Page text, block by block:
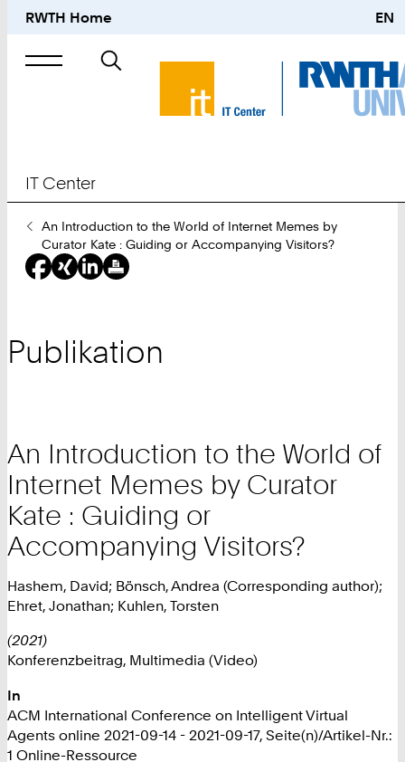
RWTH Home EN
Suche
nach
IT Center
Sie
sind
hier:
An Introduction to the World of Internet Memes by
Curator Kate : Guiding or Accompanying Visitors?
Publikation
An Introduction to the World of
Internet Memes by Curator
Kate : Guiding or
Accompanying Visitors?
Hashem, David; Bönsch, Andrea (Corresponding author);
Ehret, Jonathan; Kuhlen, Torsten
(2021)
Konferenzbeitrag, Multimedia (Video)
In
ACM International Conference on Intelligent Virtual
Agents online 2021-09-14 - 2021-09-17, Seite(n)/Artikel-Nr.:
1 Online-Ressource